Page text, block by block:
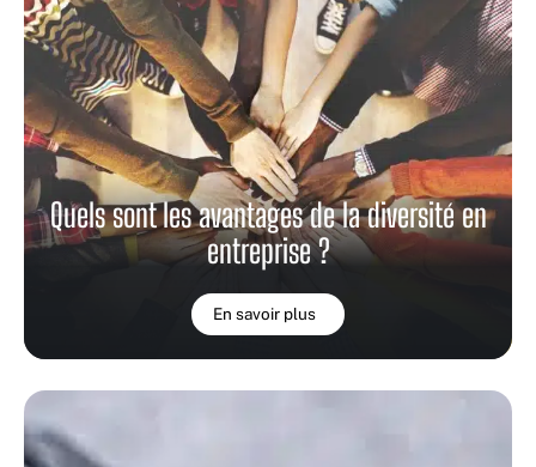
Quels sont les avantages de la diversité en
entreprise ?
En savoir plus